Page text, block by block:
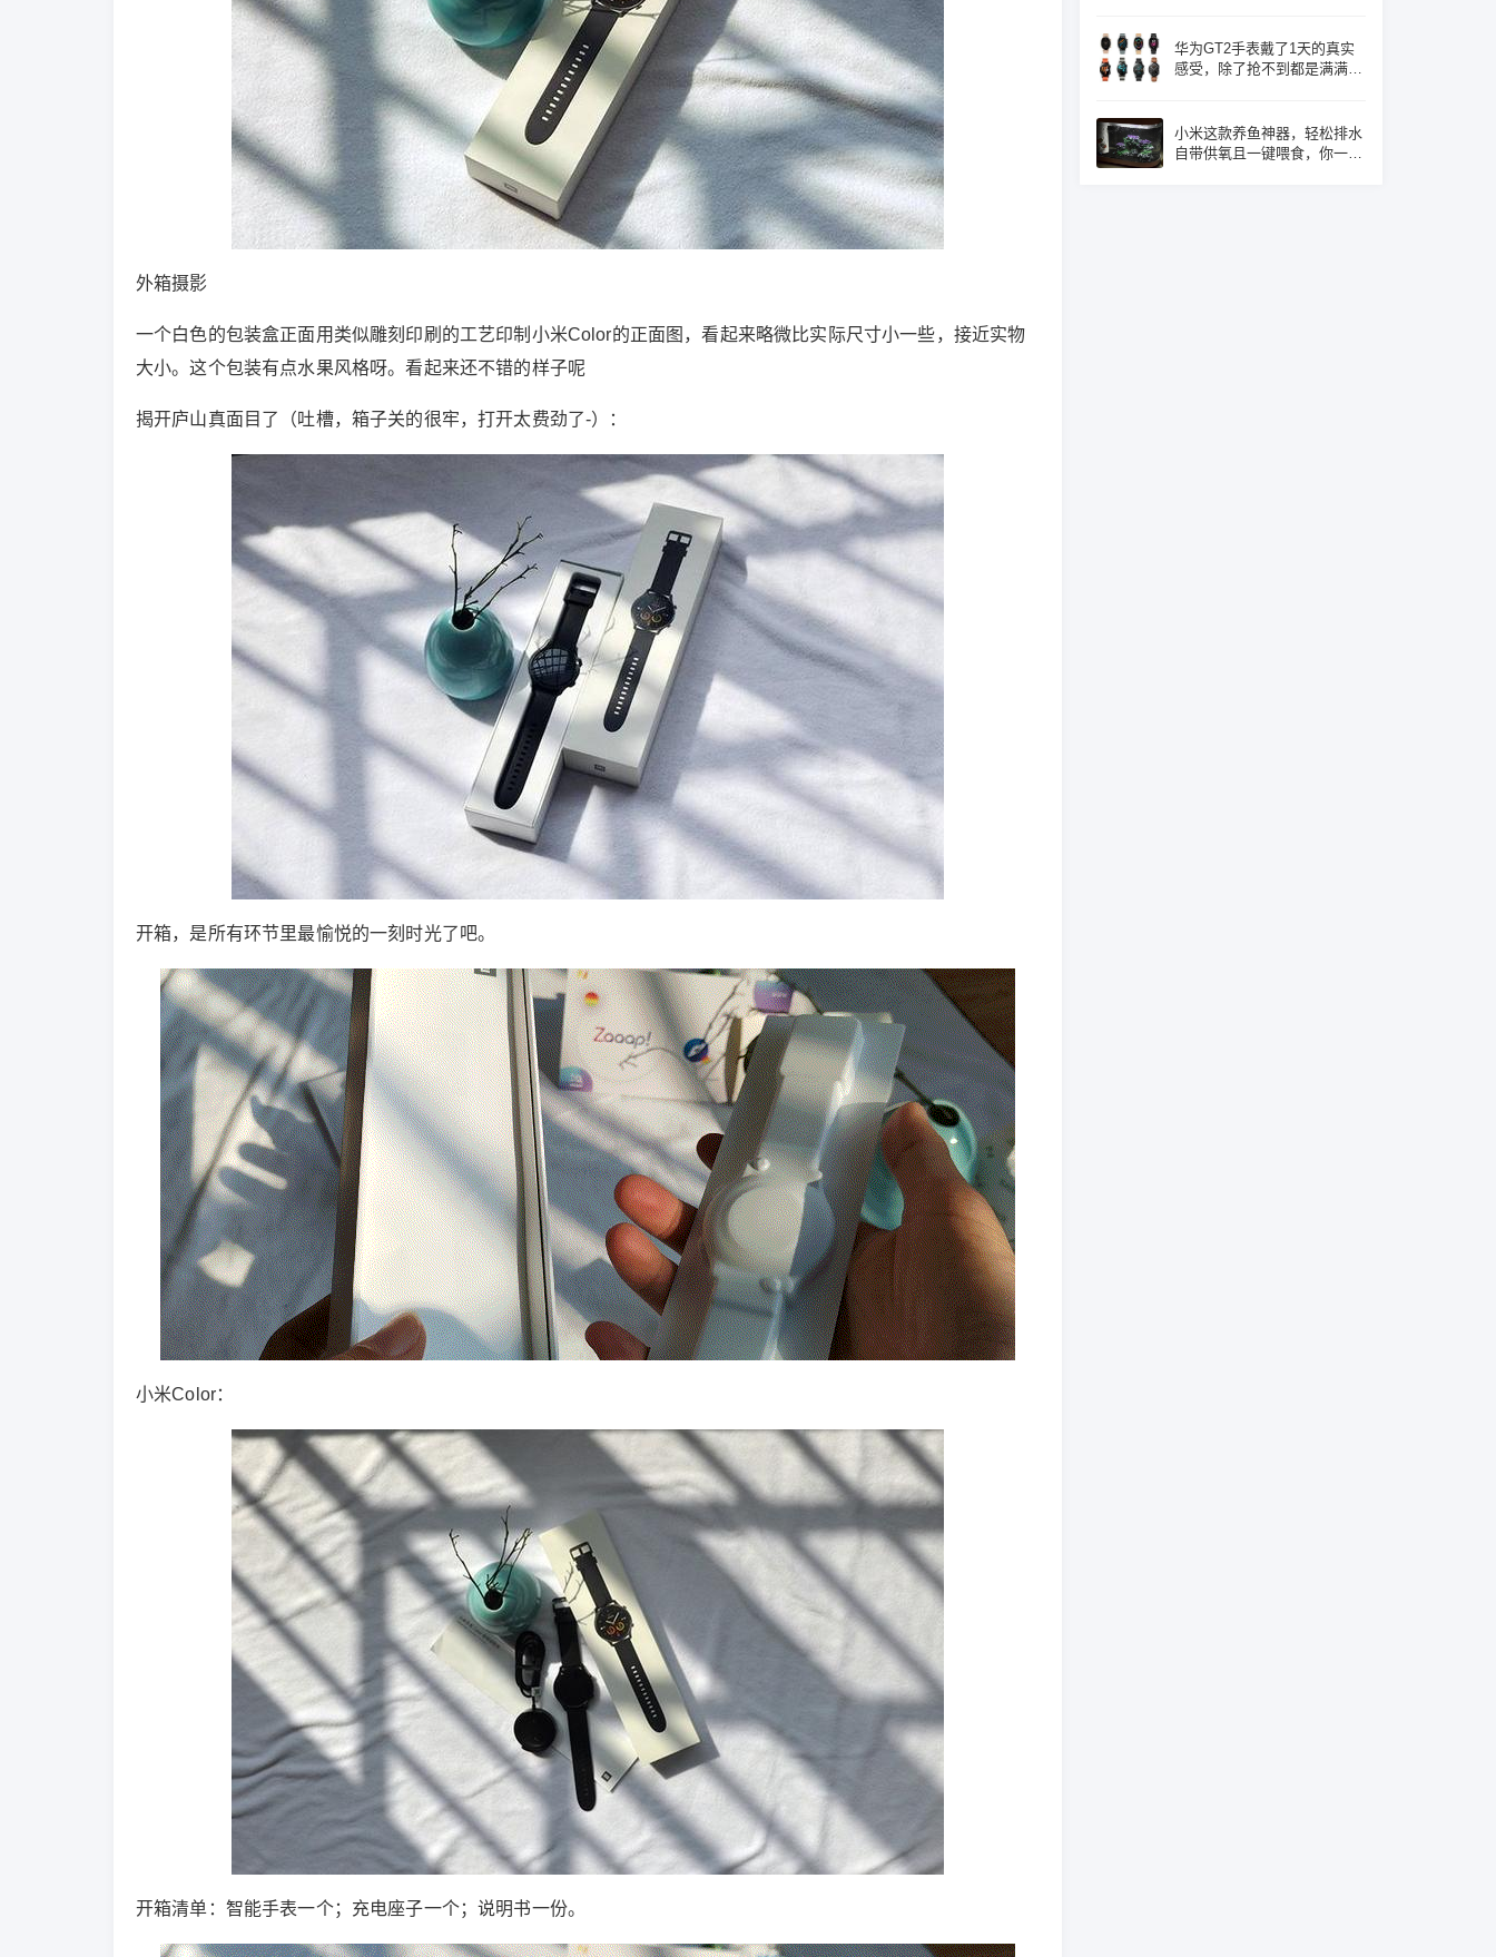
外箱摄影
一个白色的包装盒正面用类似雕刻印刷的工艺印制小米Color的正面图，看起来略微比实际尺寸小一些，接近实物
大小。这个包装有点水果风格呀。看起来还不错的样子呢
揭开庐山真面目了（吐槽，箱子关的很牢，打开太费劲了-）：
开箱，是所有环节里最愉悦的一刻时光了吧。
小米Color：
开箱清单：智能手表一个；充电座子一个；说明书一份。
Nancy @ 鹰视界 2020/3/11
小米Color智能手表，多姿多彩
新体验
小米自从发布小米手环以来，在智能穿戴界一直
占有重要的一席之地。极具性价比的小米手环也
是很多年轻朋友们的选择。之前的小米手表是方
形的，有人说看起来更像是水果拍的翻抄之作，
所以还是要拿出一些不一样的造型以正视听吧。
圆形设计也比较符合广大劳动人民对手表的印
象。感谢@Zaaap! 发来小米智能手表Color，让
我体验轻时尚运动，收到满满的惊喜 一、开箱 快
来给我一点color see see；但是是黑色的Color，
个人觉得黑色的还是比较百搭的。因为平时工作
的原因， 太艳丽的色彩有点不合适，反倒黑色在
运动之余也可以偶尔客串商务场所，另外完全可
色的包装盒正面用类似雕刻印刷的工艺印制小米
Color的正面图，看起来略微比实际尺寸小一些，
扫描二维码继续阅读
给Nancy打赏
2 元 5 元 10 元
20 元 50 元 自定义
付费内容
立刻支付
华为GT2手表戴了1天的真实
感受，除了抢不到都是满满的
小米这款养鱼神器，轻松排水
自带供氧且一键喂食，你一定
6位以上
6位以上
忘记密码？